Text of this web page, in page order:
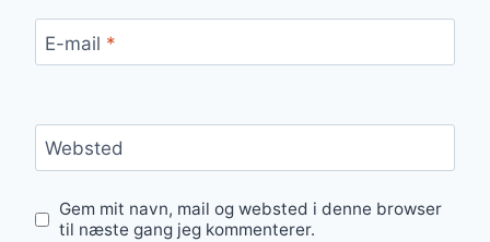
E-mail *
Websted
Gem mit navn, mail og websted i denne browser
til næste gang jeg kommenterer.